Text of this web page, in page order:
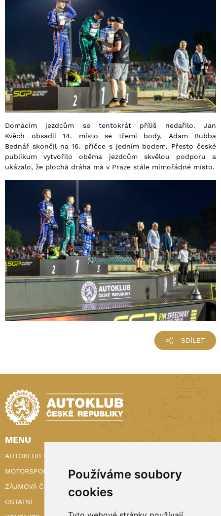
Používáme soubory
cookies
Domácím jezdcům se tentokrát příliš nedařilo. Jan
Kvěch obsadil 14. místo se třemi body, Adam Bubba
Bednář skončil na 16. příčce s jedním bodem. Přesto české
publikum vytvořilo oběma jezdcům skvělou podporu a
ukázalo, že plochá dráha má v Praze stále mimořádné místo.
SDÍLET
MENU
AUTOKLUB ČR
MOTORSPORT
ZÁJMOVÁ ČINNOST
OSTATNÍ